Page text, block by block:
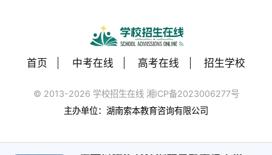
首页 中考在线 高考在线 招生学校
© 2013-2026 学校招生在线 湘ICP备2023006277号
主办单位：湖南索本教育咨询有限公司